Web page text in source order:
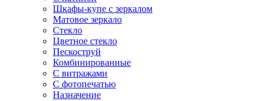
Шкафы-купе с зеркалом
Матовое зеркало
Стекло
Цветное стекло
Пескоструй
Комбинированные
С витражами
С фотопечатью
Назначение